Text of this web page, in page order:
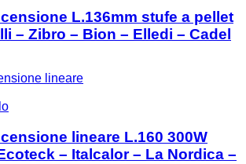
L.136mm stufe a pellet
– Zibro – Bion – Elledi – Cadel
lineare L.160 300W
– Italcalor – La Nordica –